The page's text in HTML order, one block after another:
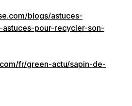
blogs/astuces-
pour-recycler-son-
fr/green-actu/sapin-de-